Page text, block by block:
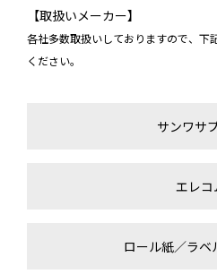
【取扱いメーカー】
各社多数取扱いしておりますので、下
ください。
サンワサ
エレコ
ロール紙／ラベ